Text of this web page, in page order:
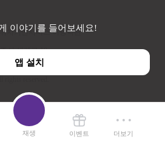
이야기를 들어보세요!
앱 설치
위치기반서비스 이용약관
시 세계로 10
TEL : 033-738-3000
재생 이벤트 더보기